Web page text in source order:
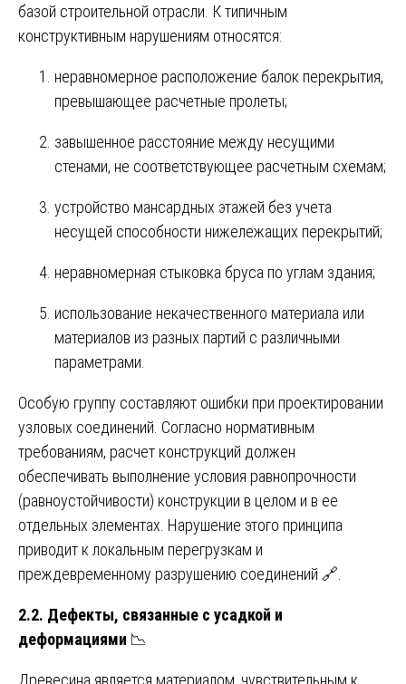
базой строительной отрасли. К типичным
конструктивным нарушениям относятся:
неравномерное расположение балок перекрытия,
превышающее расчетные пролеты;
завышенное расстояние между несущими
стенами, не соответствующее расчетным схемам;
устройство мансардных этажей без учета
несущей способности нижележащих перекрытий;
неравномерная стыковка бруса по углам здания;
использование некачественного материала или
материалов из разных партий с различными
параметрами.
Особую группу составляют ошибки при проектировании
узловых соединений. Согласно нормативным
требованиям, расчет конструкций должен
обеспечивать выполнение условия равнопрочности
(равноустойчивости) конструкции в целом и в ее
отдельных элементах. Нарушение этого принципа
приводит к локальным перегрузкам и
преждевременному разрушению соединений 🔗.
2.2. Дефекты, связанные с усадкой и
деформациями 📉
Древесина является материалом, чувствительным к